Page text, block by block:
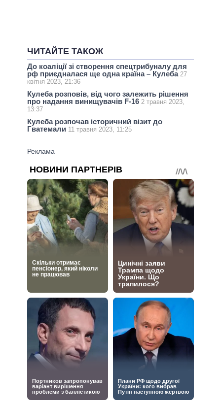
ЧИТАЙТЕ ТАКОЖ
До коаліції зі створення спецтрибуналу для
рф приєдналася ще одна країна – Кулеба 27
квітня 2023, 21:36
Кулеба розповів, від чого залежить рішення
про надання винищувачів F-16 2 травня 2023,
13:37
Кулеба розпочав історичний візит до
Гватемали 11 травня 2023, 11:25